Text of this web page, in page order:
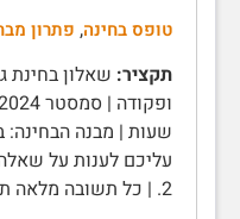
טופס בחינה, פתרון
תקציר:
שעות | מבנה הבחינה:
2. | כל תשובה מלאה תקנה לכם 50 …